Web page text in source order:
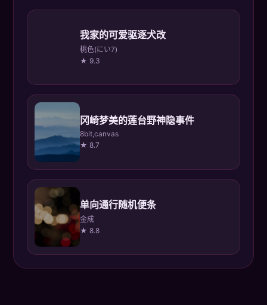
我家的可爱驱逐犬改
桃色(にい7)
★ 9.3
冈崎梦美的莲台野神隐事件
8bit,canvas
★ 8.7
单向通行随机便条
金成
★ 8.8